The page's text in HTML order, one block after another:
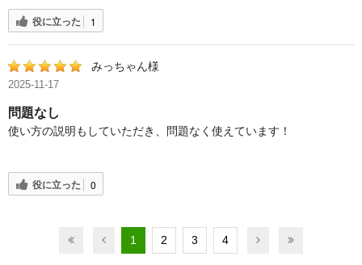
役に立った 1
みっちゃん様
2025-11-17
問題なし
使い方の説明もしていただき、問題なく使えています！
役に立った 0
1 2 3 4